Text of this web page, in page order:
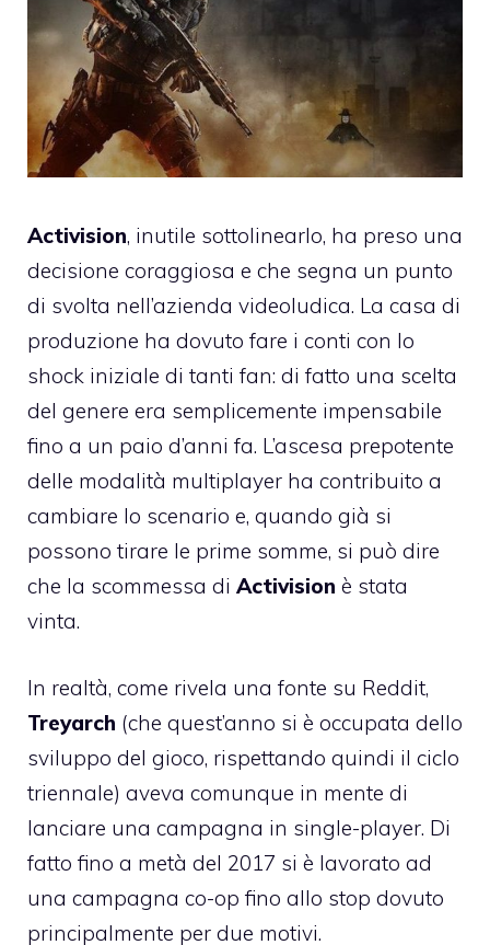
Activision, inutile sottolinearlo, ha preso una
decisione coraggiosa e che segna un punto
di svolta nell’azienda videoludica. La casa di
produzione ha dovuto fare i conti con lo
shock iniziale di tanti fan: di fatto una scelta
del genere era semplicemente impensabile
fino a un paio d’anni fa. L’ascesa prepotente
delle modalità multiplayer ha contribuito a
cambiare lo scenario e, quando già si
possono tirare le prime somme, si può dire
che la scommessa di Activision è stata
vinta.
In realtà, come rivela una fonte su Reddit,
Treyarch (che quest’anno si è occupata dello
sviluppo del gioco, rispettando quindi il ciclo
triennale) aveva comunque in mente di
lanciare una campagna in single-player. Di
fatto fino a metà del 2017 si è lavorato ad
una campagna co-op fino allo stop dovuto
principalmente per due motivi.